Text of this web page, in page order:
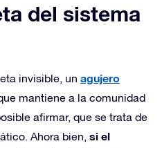
del sistema
invisible, un agujero
mantiene a la comunidad
afirmar, que se trata de
Ahora bien, si el